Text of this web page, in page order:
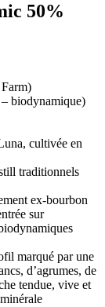
50%
biodynamique)
cultivée en
traditionnels
ex-bourbon
sur
marqué par une
d’agrumes, de
tendue, vive et